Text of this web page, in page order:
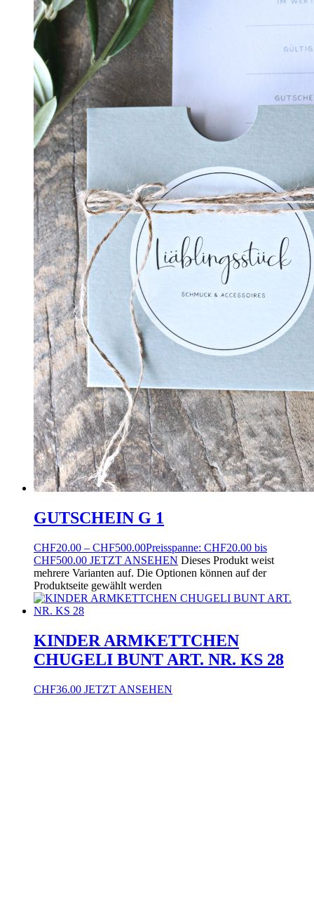
GUTSCHEIN G 1
CHF20.00 – CHF500.00Preisspanne: CHF20.00 bis
CHF500.00 JETZT ANSEHEN Dieses Produkt weist
mehrere Varianten auf. Die Optionen können auf der
Produktseite gewählt werden
KINDER ARMKETTCHEN
CHUGELI BUNT ART. NR. KS 28
CHF36.00 JETZT ANSEHEN